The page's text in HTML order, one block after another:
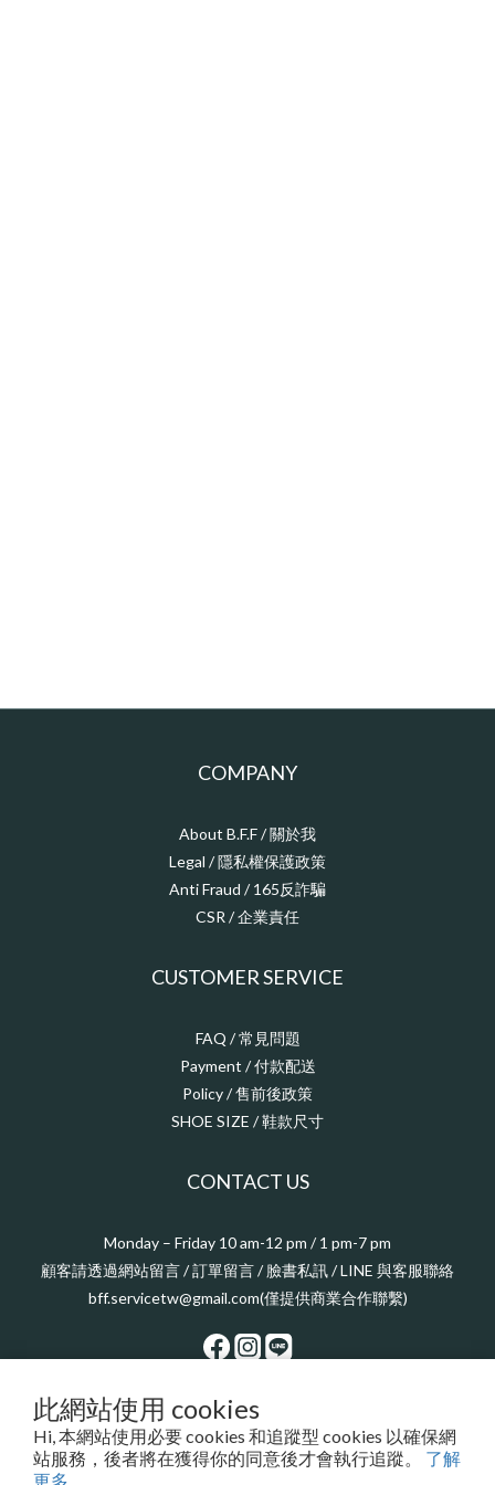
此網站使用 cookies
Hi, 本網站使用必要 cookies 和追蹤型 cookies 以確保網
站服務，後者將在獲得你的同意後才會執行追蹤。 了解
更多
COMPANY
About B.F.F / 關於我
Legal / 隱私權保護政策
Anti Fraud / 165反詐騙
CSR / 企業責任
CUSTOMER SERVICE
FAQ / 常見問題
Payment / 付款配送
Policy / 售前後政策
SHOE SIZE / 鞋款尺寸
CONTACT US
Monday – Friday 10 am-12 pm / 1 pm-7 pm
顧客請透過網站留言 / 訂單留言 / 臉書私訊 / LINE 與客服聯絡
bff.servicetw@gmail.com(僅提供商業合作聯繫)
$ TWD 繁體中文